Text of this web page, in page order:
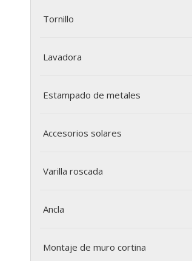
Tornillo
Lavadora
Estampado de metales
Accesorios solares
Varilla roscada
Ancla
Montaje de muro cortina